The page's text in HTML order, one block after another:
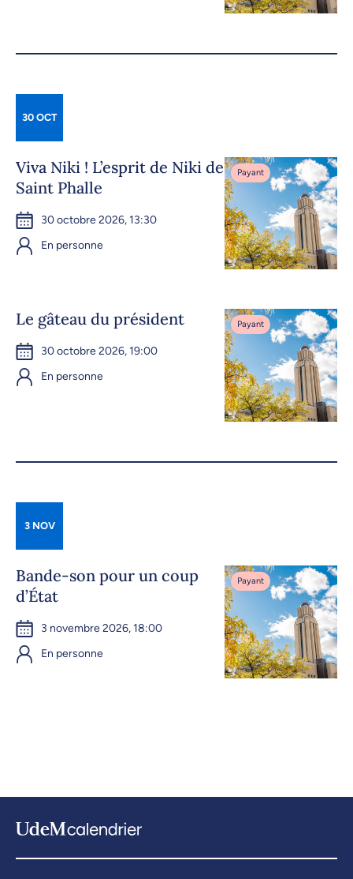
30 OCT
Viva Niki ! L’esprit de Niki de
Saint Phalle
30 octobre 2026, 13:30
En personne
Payant
Le gâteau du président
30 octobre 2026, 19:00
En personne
Payant
3 NOV
Bande-son pour un coup
d’État
3 novembre 2026, 18:00
En personne
Payant